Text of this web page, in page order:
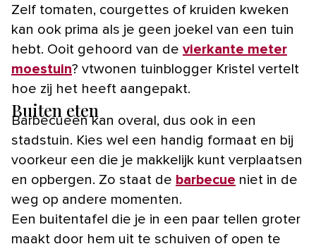
Zelf tomaten, courgettes of kruiden kweken
kan ook prima als je geen joekel van een tuin
hebt. Ooit gehoord van de vierkante meter
moestuin? vtwonen tuinblogger Kristel vertelt
hoe zij het heeft aangepakt.
Buiten eten
Barbecueën kan overal, dus ook in een
stadstuin. Kies wel een handig formaat en bij
voorkeur een die je makkelijk kunt verplaatsen
en opbergen. Zo staat de barbecue niet in de
weg op andere momenten.
Een buitentafel die je in een paar tellen groter
maakt door hem uit te schuiven of open te